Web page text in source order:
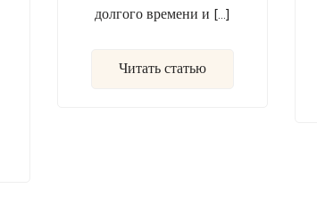
долгого времени и […]
Читать статью